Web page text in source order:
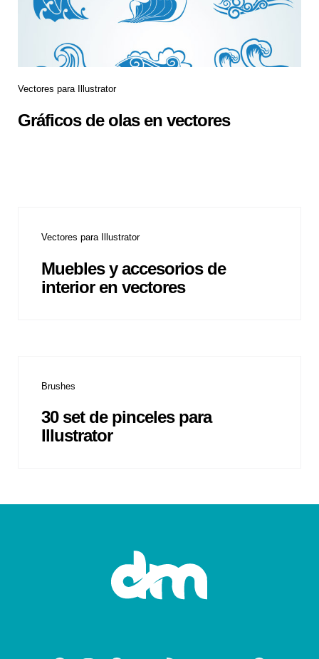
Vectores para Illustrator
Gráficos de olas en vectores
Vectores para Illustrator
Muebles y accesorios de
interior en vectores
Brushes
30 set de pinceles para
Illustrator